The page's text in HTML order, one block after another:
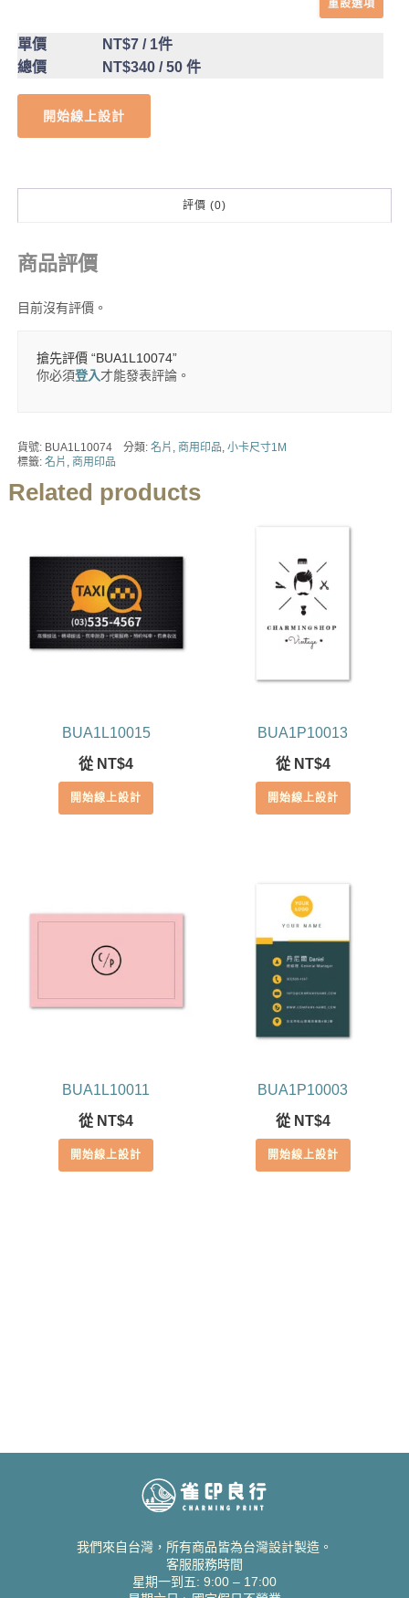
重設選項
單價 NT$7/ 1件
總價
NT$340/ 50 件
開始線上設計
評價 (0)
商品評價
目前沒有評價。
搶先評價 “BUA1L10074”
你必須登入才能發表評論。
貨號: BUA1L10074 分類: 名片 商用印品 小卡尺寸1M
標籤: 名片 商用印品
Related products
BUA1L10015
從 NT$4
開始線上設計
BUA1P10013
從 NT$4
開始線上設計
BUA1L10011
從 NT$4
開始線上設計
BUA1P10003
從 NT$4
開始線上設計
我們來自台灣，所有商品皆為台灣設計製造。
客服服務時間
星期一到五: 9:00 – 17:00